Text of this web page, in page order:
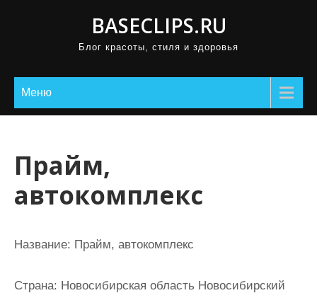
BASECLIPS.RU
Блог красоты, стиля и здоровья
Меню
Прайм,
автокомплекс
Название: Прайм, автокомплекс
Страна: Новосибирская область Новосибирский